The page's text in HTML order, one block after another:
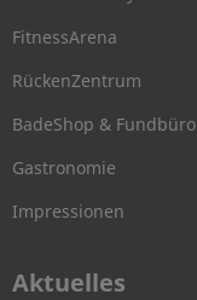
FitnessArena
RückenZentrum
BadeShop & Fundbüro
Gastronomie
Impressionen
Aktuelles